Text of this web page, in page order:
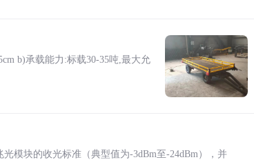
b)承载能力:标载30-35吨,最大允
模块的收光标准（典型值为-3dBm至-24dBm），并